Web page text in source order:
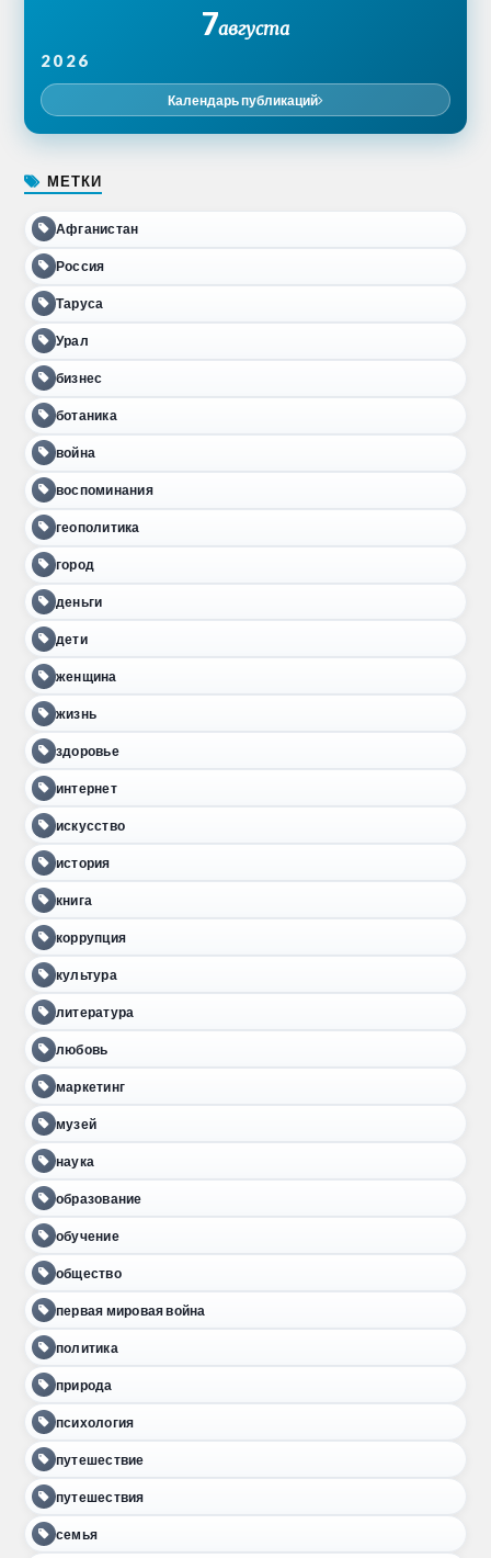
7августа
2026
Календарь публикаций
МЕТКИ
Афганистан
Россия
Таруса
Урал
бизнес
ботаника
война
воспоминания
геополитика
город
деньги
дети
женщина
жизнь
здоровье
интернет
искусство
история
книга
коррупция
культура
литература
любовь
маркетинг
музей
наука
образование
обучение
общество
первая мировая война
политика
природа
психология
путешествие
путешествия
семья